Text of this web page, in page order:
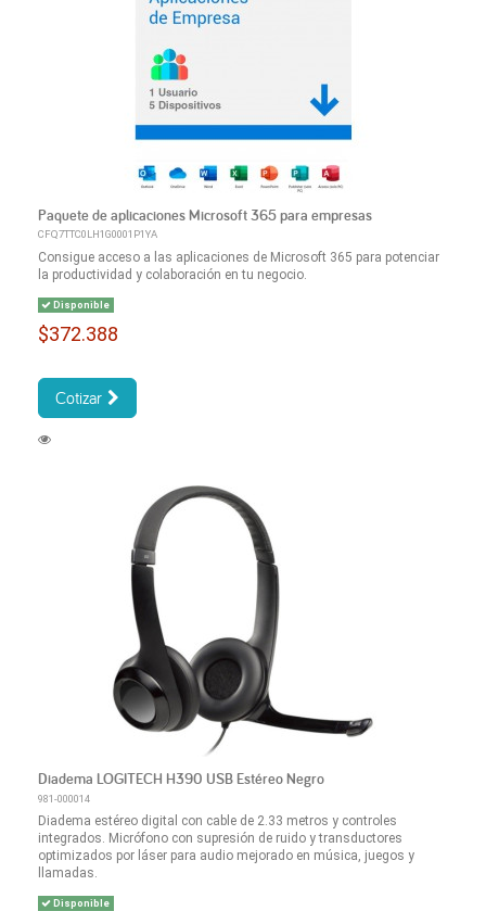
Paquete de aplicaciones Microsoft 365 para empresas
CFQ7TTC0LH1G0001P1YA
Consigue acceso a las aplicaciones de Microsoft 365 para potenciar
la productividad y colaboración en tu negocio.
Disponible
$372.388
Cotizar
Diadema LOGITECH H390 USB Estéreo Negro
981-000014
Diadema estéreo digital con cable de 2.33 metros y controles
integrados. Micrófono con supresión de ruido y transductores
optimizados por láser para audio mejorado en música, juegos y
llamadas.
Disponible